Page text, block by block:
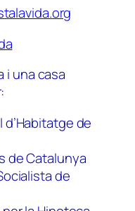
i una casa
de
de Catalunya
de